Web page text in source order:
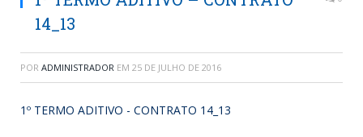
14_13
POR ADMINISTRADOR EM 25 DE JULHO DE 2016
1º TERMO ADITIVO - CONTRATO 14_13